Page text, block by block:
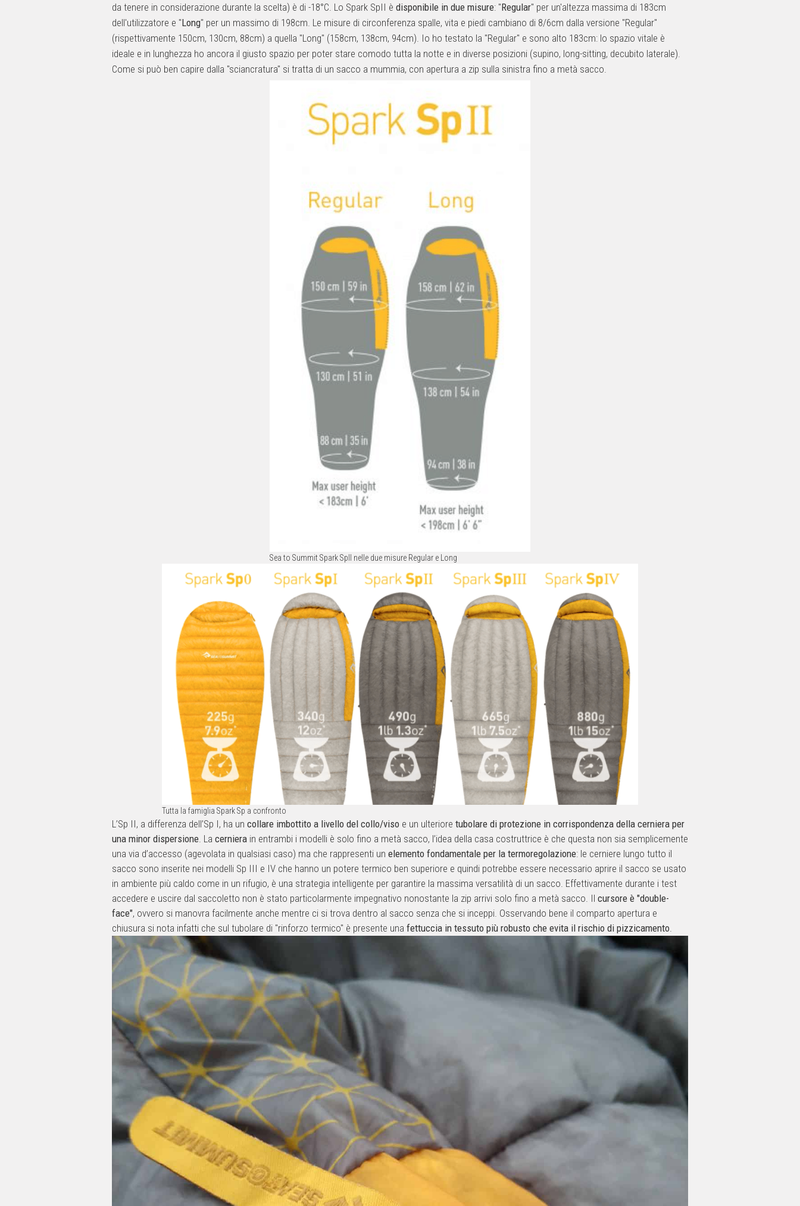
da tenere in considerazione durante la scelta) è di -18°C. Lo Spark SpII è disponibile in due misure: "Regular" per un'altezza massima di 183cm
dell'utilizzatore e "Long" per un massimo di 198cm. Le misure di circonferenza spalle, vita e piedi cambiano di 8/6cm dalla versione "Regular"
(rispettivamente 150cm, 130cm, 88cm) a quella "Long" (158cm, 138cm, 94cm). Io ho testato la "Regular" e sono alto 183cm: lo spazio vitale è
ideale e in lunghezza ho ancora il giusto spazio per poter stare comodo tutta la notte e in diverse posizioni (supino, long-sitting, decubito laterale).
Come si può ben capire dalla "sciancratura" si tratta di un sacco a mummia, con apertura a zip sulla sinistra fino a metà sacco.
Sea to Summit Spark SpII nelle due misure Regular e Long
Tutta la famiglia Spark Sp a confronto
L’Sp II, a differenza dell’Sp I, ha un collare imbottito a livello del collo/viso e un ulteriore tubolare di protezione in corrispondenza della cerniera per
una minor dispersione. La cerniera in entrambi i modelli è solo fino a metà sacco, l’idea della casa costruttrice è che questa non sia semplicemente
una via d’accesso (agevolata in qualsiasi caso) ma che rappresenti un elemento fondamentale per la termoregolazione: le cerniere lungo tutto il
sacco sono inserite nei modelli Sp III e IV che hanno un potere termico ben superiore e quindi potrebbe essere necessario aprire il sacco se usato
in ambiente più caldo come in un rifugio, è una strategia intelligente per garantire la massima versatilità di un sacco. Effettivamente durante i test
accedere e uscire dal saccoletto non è stato particolarmente impegnativo nonostante la zip arrivi solo fino a metà sacco. Il cursore è "double-
face", ovvero si manovra facilmente anche mentre ci si trova dentro al sacco senza che si inceppi. Osservando bene il comparto apertura e
chiusura si nota infatti che sul tubolare di "rinforzo termico" è presente una fettuccia in tessuto più robusto che evita il rischio di pizzicamento.